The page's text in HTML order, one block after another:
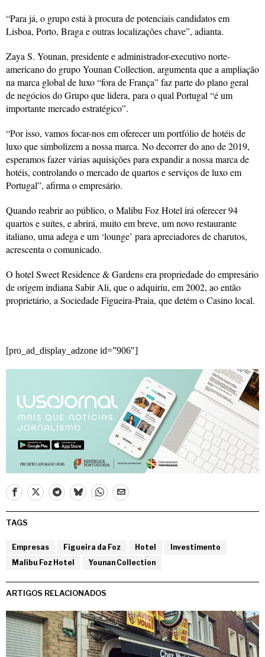
“Para já, o grupo está à procura de potenciais candidatos em
Lisboa, Porto, Braga e outras localizações chave”, adianta.
Zaya S. Younan, presidente e administrador-executivo norte-
americano do grupo Younan Collection, argumenta que a ampliação
na marca global de luxo “fora de França” faz parte do plano geral
de negócios do Grupo que lidera, para o qual Portugal “é um
importante mercado estratégico”.
“Por isso, vamos focar-nos em oferecer um portfólio de hotéis de
luxo que simbolizem a nossa marca. No decorrer do ano de 2019,
esperamos fazer várias aquisições para expandir a nossa marca de
hotéis, controlando o mercado de quartos e serviços de luxo em
Portugal”, afirma o empresário.
Quando reabrir ao público, o Malibu Foz Hotel irá oferecer 94
quartos e suítes, e abrirá, muito em breve, um novo restaurante
italiano, uma adega e um ‘lounge’ para apreciadores de charutos,
acrescenta o comunicado.
O hotel Sweet Residence & Gardens era propriedade do empresário
de origem indiana Sabir Ali, que o adquiriu, em 2002, ao então
proprietário, a Sociedade Figueira-Praia, que detém o Casino local.
[pro_ad_display_adzone id=”906″]
TAGS
Empresas Figueira da Foz Hotel
Investimento
Malibu Foz Hotel
Younan Collection
ARTIGOS RELACIONADOS